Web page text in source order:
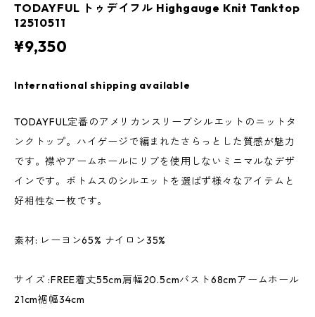
TODAYFUL トゥデイフル Highgauge Knit Tanktop
12510511
¥9,350
International shipping available
TODAYFUL定番のアメリカンスリーブシルエットのニットタ
ンクトップ。ハイゲージで編まれたさらっとした質感が魅力
です。襟やアームホールにリブを使用しないミニマルなデザ
インです。ボトムスのシルエットを選ばず様々なアイテムと
好相性な一枚です。
素材: レーヨン65% ナイロン35%
サイズ :FREE着丈55cm肩幅20.5cmバスト68cmアームホール
21cm裾幅34cm